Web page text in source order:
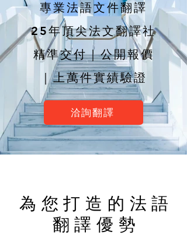
專業法語文件翻譯
25年頂尖法文翻譯社
精準交付｜公開報價
｜上萬件實績驗證
洽詢翻譯
​為您打造的法語
翻譯優勢